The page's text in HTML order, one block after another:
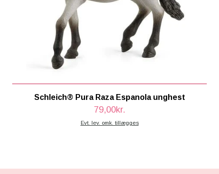
Schleich® Pura Raza Espanola unghest
79,00kr.
Evt. lev. omk. tillægges